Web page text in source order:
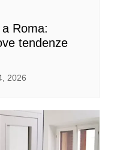
Roma:
tendenze
2026